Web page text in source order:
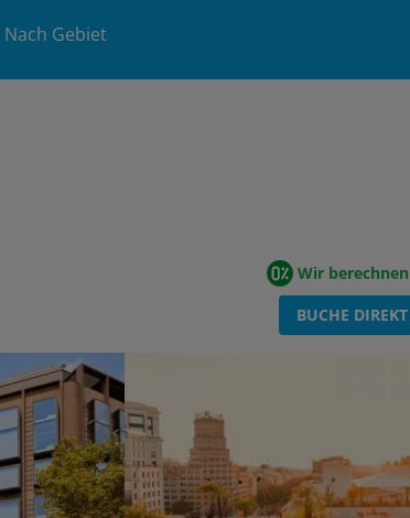
Nach Gebiet
Wir
BUCHE